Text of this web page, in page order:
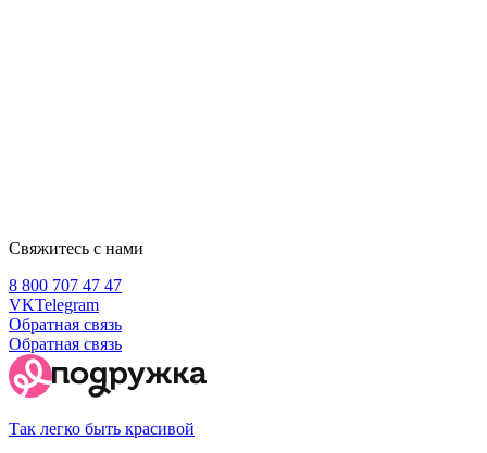
Свяжитесь с нами
8 800 707 47 47
VKTelegram
Обратная связь
Обратная связь
Так легко быть красивой